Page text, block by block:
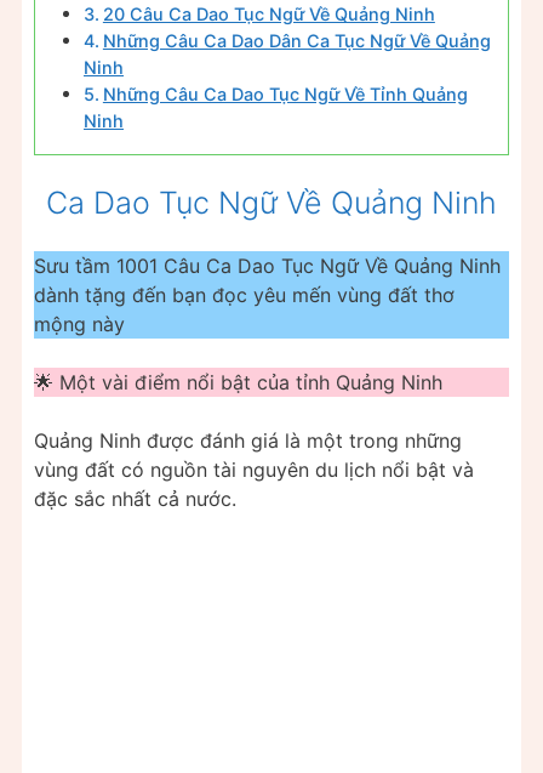
20 Câu Ca Dao Tục Ngữ Về Quảng Ninh
Những Câu Ca Dao Dân Ca Tục Ngữ Về Quảng
Ninh
Những Câu Ca Dao Tục Ngữ Về Tỉnh Quảng
Ninh
Ca Dao Tục Ngữ Về Quảng Ninh
Sưu tầm 1001 Câu Ca Dao Tục Ngữ Về Quảng Ninh
dành tặng đến bạn đọc yêu mến vùng đất thơ
mộng này
🌟 Một vài điểm nổi bật của tỉnh Quảng Ninh
Quảng Ninh được đánh giá là một trong những
vùng đất có nguồn tài nguyên du lịch nổi bật và
đặc sắc nhất cả nước.